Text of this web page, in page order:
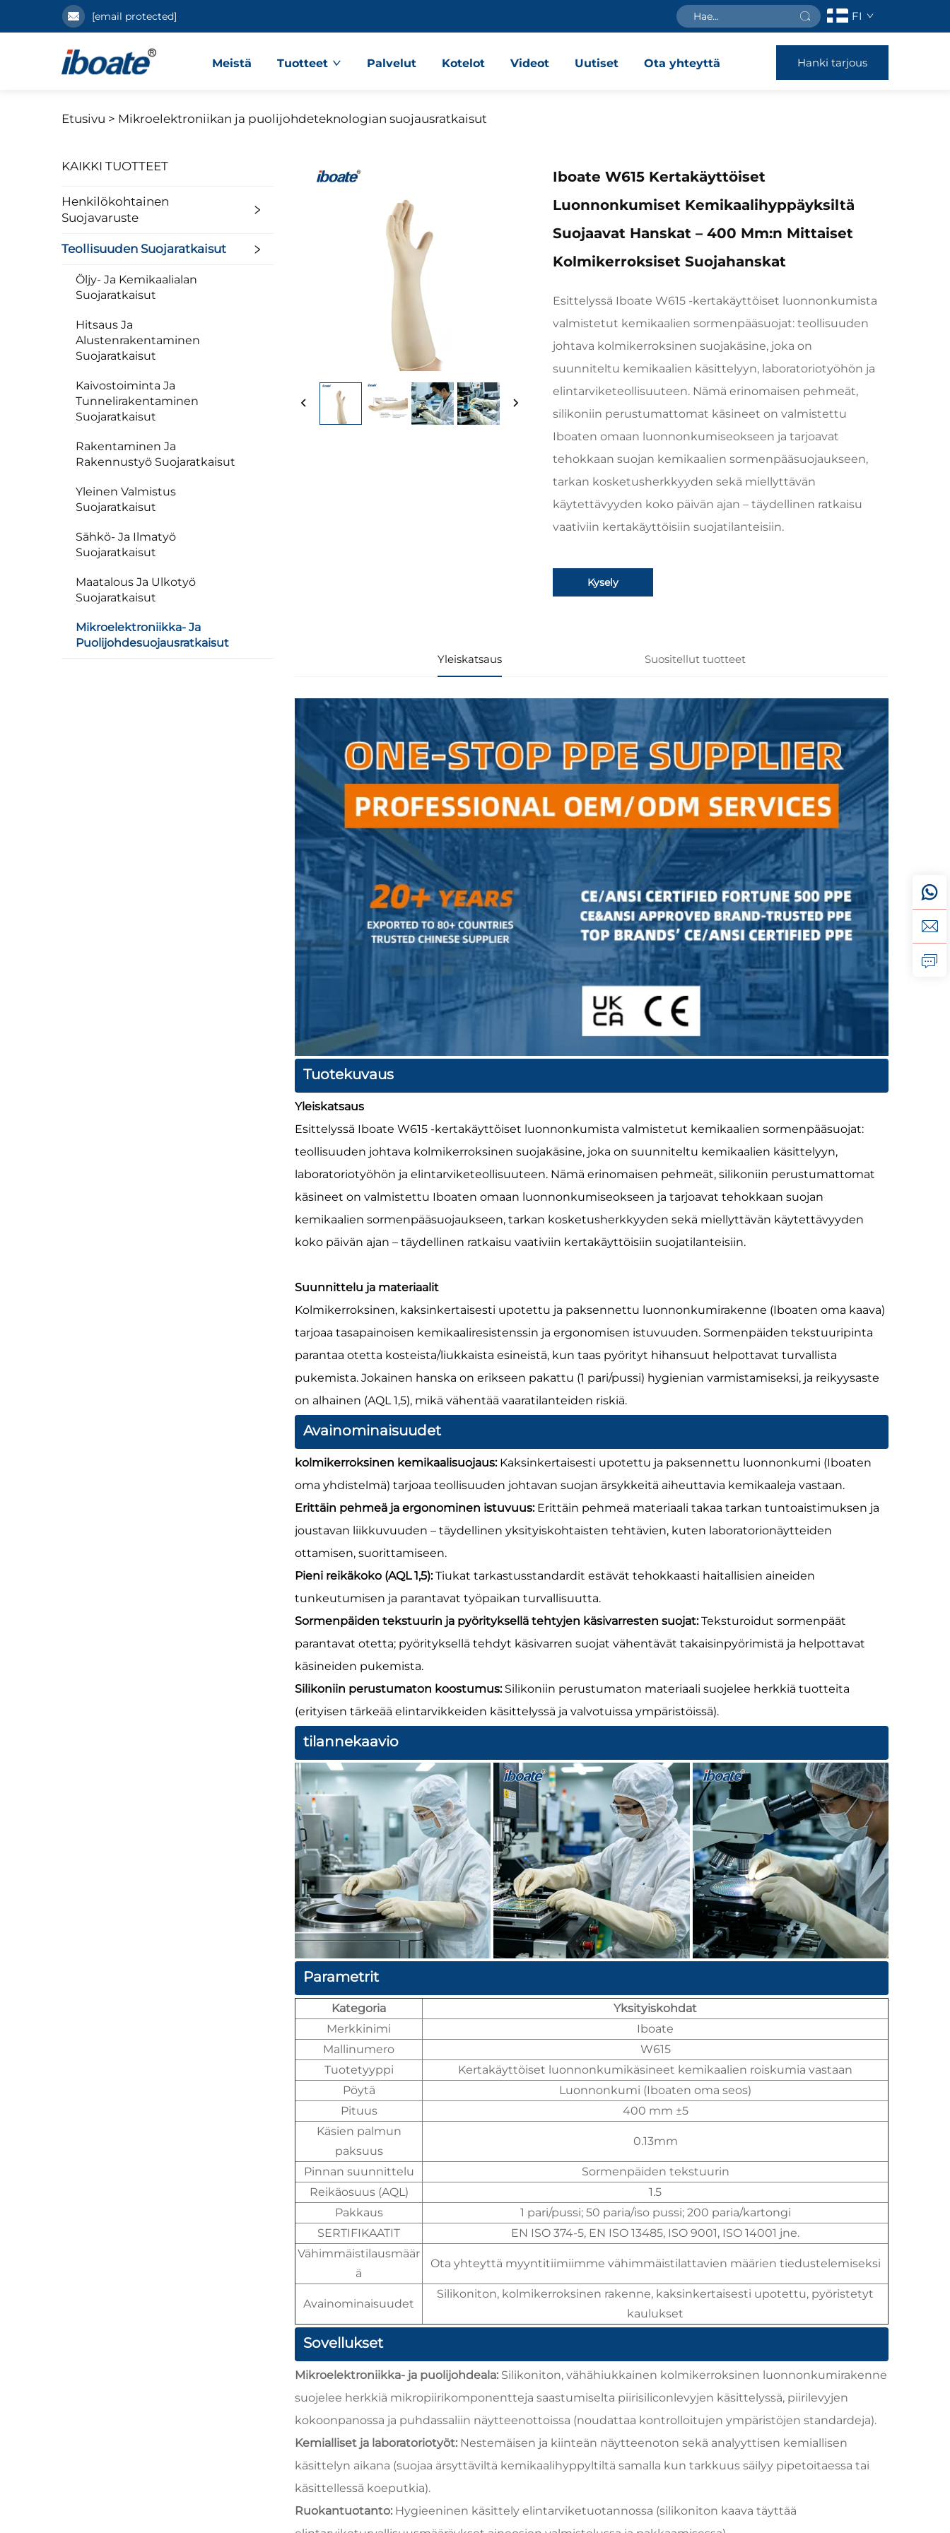
[email protected] FI
Meistä Tuotteet Palvelut Kotelot Videot Uutiset Ota yhteyttä Hanki tarjous
Etusivu > Mikroelektroniikan ja puolijohdeteknologian suojausratkaisut
KAIKKI TUOTTEET
Henkilökohtainen
Suojavaruste
Teollisuuden Suojaratkaisut
Öljy- Ja Kemikaalialan
Suojaratkaisut
Hitsaus Ja
Alustenrakentaminen
Suojaratkaisut
Kaivostoiminta Ja
Tunnelirakentaminen
Suojaratkaisut
Rakentaminen Ja
Rakennustyö Suojaratkaisut
Yleinen Valmistus
Suojaratkaisut
Sähkö- Ja Ilmatyö
Suojaratkaisut
Maatalous Ja Ulkotyö
Suojaratkaisut
Mikroelektroniikka- Ja
Puolijohdesuojausratkaisut
Iboate W615 Kertakäyttöiset
Luonnonkumiset Kemikaalihyppäyksiltä
Suojaavat Hanskat – 400 Mm:n Mittaiset
Kolmikerroksiset Suojahanskat
Esittelyssä Iboate W615 -kertakäyttöiset luonnonkumista
valmistetut kemikaalien sormenpääsuojat: teollisuuden
johtava kolmikerroksinen suojakäsine, joka on
suunniteltu kemikaalien käsittelyyn, laboratoriotyöhön ja
elintarviketeollisuuteen. Nämä erinomaisen pehmeät,
silikoniin perustumattomat käsineet on valmistettu
Iboaten omaan luonnonkumiseokseen ja tarjoavat
tehokkaan suojan kemikaalien sormenpääsuojaukseen,
tarkan kosketusherkkyyden sekä miellyttävän
käytettävyyden koko päivän ajan – täydellinen ratkaisu
vaativiin kertakäyttöisiin suojatilanteisiin.
Kysely
Yleiskatsaus Suositellut tuotteet
Tuotekuvaus
Yleiskatsaus
Esittelyssä Iboate W615 -kertakäyttöiset luonnonkumista valmistetut kemikaalien sormenpääsuojat:
teollisuuden johtava kolmikerroksinen suojakäsine, joka on suunniteltu kemikaalien käsittelyyn,
laboratoriotyöhön ja elintarviketeollisuuteen. Nämä erinomaisen pehmeät, silikoniin perustumattomat
käsineet on valmistettu Iboaten omaan luonnonkumiseokseen ja tarjoavat tehokkaan suojan
kemikaalien sormenpääsuojaukseen, tarkan kosketusherkkyyden sekä miellyttävän käytettävyyden
koko päivän ajan – täydellinen ratkaisu vaativiin kertakäyttöisiin suojatilanteisiin.
Suunnittelu ja materiaalit
Kolmikerroksinen, kaksinkertaisesti upotettu ja paksennettu luonnonkumirakenne (Iboaten oma kaava)
tarjoaa tasapainoisen kemikaaliresistenssin ja ergonomisen istuvuuden. Sormenpäiden tekstuuripinta
parantaa otetta kosteista/liukkaista esineistä, kun taas pyörityt hihansuut helpottavat turvallista
pukemista. Jokainen hanska on erikseen pakattu (1 pari/pussi) hygienian varmistamiseksi, ja reikyysaste
on alhainen (AQL 1,5), mikä vähentää vaaratilanteiden riskiä.
Avainominaisuudet
kolmikerroksinen kemikaalisuojaus: Kaksinkertaisesti upotettu ja paksennettu luonnonkumi (Iboaten
oma yhdistelmä) tarjoaa teollisuuden johtavan suojan ärsykkeitä aiheuttavia kemikaaleja vastaan.
Erittäin pehmeä ja ergonominen istuvuus: Erittäin pehmeä materiaali takaa tarkan tuntoaistimuksen ja
joustavan liikkuvuuden – täydellinen yksityiskohtaisten tehtävien, kuten laboratorionäytteiden
ottamisen, suorittamiseen.
Pieni reikäkoko (AQL 1,5):Tiukat tarkastusstandardit estävät tehokkaasti haitallisien aineiden
tunkeutumisen ja parantavat työpaikan turvallisuutta.
Sormenpäiden tekstuurin ja pyörityksellä tehtyjen käsivarresten suojat:Teksturoidut sormenpäät
parantavat otetta; pyörityksellä tehdyt käsivarren suojat vähentävät takaisinpyörimistä ja helpottavat
käsineiden pukemista.
Silikoniin perustumaton koostumus: Silikoniin perustumaton materiaali suojelee herkkiä tuotteita
(erityisen tärkeää elintarvikkeiden käsittelyssä ja valvotuissa ympäristöissä).
tilannekaavio
Parametrit
Kategoria
Yksityiskohdat
Merkkinimi
Iboate
Mallinumero
W615
Tuotetyyppi
Kertakäyttöiset luonnonkumikäsineet kemikaalien roiskumia vastaan
Pöytä
Luonnonkumi (Iboaten oma seos)
Pituus
400 mm ±5
Käsien palmun
paksuus
0.13mm
Pinnan suunnittelu
Sormenpäiden tekstuurin
Reikäosuus (AQL)
1.5
Pakkaus
1 pari/pussi; 50 paria/iso pussi; 200 paria/kartongi
SERTIFIKAATIT
EN ISO 374-5, EN ISO 13485, ISO 9001, ISO 14001 jne.
Vähimmäistilausmäär
ä
Ota yhteyttä myyntitiimiimme vähimmäistilattavien määrien tiedustelemiseksi
Avainominaisuudet
Silikoniton, kolmikerroksinen rakenne, kaksinkertaisesti upotettu, pyöristetyt
kaulukset
Sovellukset
Mikroelektroniikka- ja puolijohdeala: Silikoniton, vähähiukkainen kolmikerroksinen luonnonkumirakenne
suojelee herkkiä mikropiirikomponentteja saastumiselta piirisiliconlevyjen käsittelyssä, piirilevyjen
kokoonpanossa ja puhdassaliin näytteenottoissa (noudattaa kontrolloitujen ympäristöjen standardeja).
Kemialliset ja laboratoriotyöt: Nestemäisen ja kiinteän näytteenoton sekä analyyttisen kemiallisen
käsittelyn aikana (suojaa ärsyttäviltä kemikaalihyppyltiltä samalla kun tarkkuus säilyy pipetoitaessa tai
käsittellessä koeputkia).
Ruokantuotanto: Hygieeninen käsittely elintarviketuotannossa (silikoniton kaava täyttää